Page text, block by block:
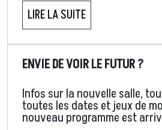
LIRE LA SUITE
ENVIE DE VOIR LE FUTUR ?
Infos sur la nouvelle salle,
toutes les dates et jeux de
nouveau programme est